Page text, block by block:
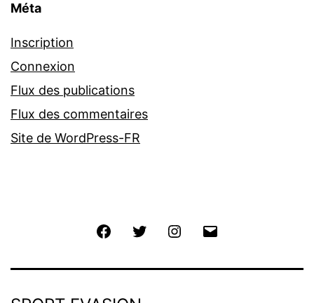
Méta
Inscription
Connexion
Flux des publications
Flux des commentaires
Site de WordPress-FR
FacebookTwitter Instagram